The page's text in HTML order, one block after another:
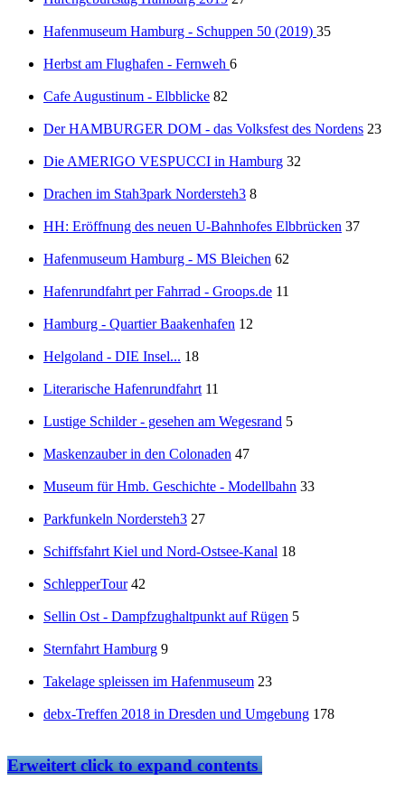
Hafenmuseum Hamburg - Schuppen 50 (2019) 35
Herbst am Flughafen - Fernweh 6
Cafe Augustinum - Elbblicke 82
Der HAMBURGER DOM - das Volksfest des Nordens 23
Die AMERIGO VESPUCCI in Hamburg 32
Drachen im Stah3park Nordersteh3 8
HH: Eröffnung des neuen U-Bahnhofes Elbbrücken 37
Hafenmuseum Hamburg - MS Bleichen 62
Hafenrundfahrt per Fahrrad - Groops.de 11
Hamburg - Quartier Baakenhafen 12
Helgoland - DIE Insel... 18
Literarische Hafenrundfahrt 11
Lustige Schilder - gesehen am Wegesrand 5
Maskenzauber in den Colonaden 47
Museum für Hmb. Geschichte - Modellbahn 33
Parkfunkeln Nordersteh3 27
Schiffsfahrt Kiel und Nord-Ostsee-Kanal 18
SchlepperTour 42
Sellin Ost - Dampfzughaltpunkt auf Rügen 5
Sternfahrt Hamburg 9
Takelage spleissen im Hafenmuseum 23
debx-Treffen 2018 in Dresden und Umgebung 178
Erweitertclick to expand contents